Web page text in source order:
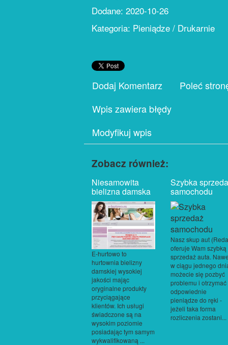
Dodane: 2020-10-26
Kategoria: Pieniądze / Drukarnie
Dodaj Komentarz
Poleć
Wpis zawiera błędy
Modyfikuj wpis
Zobacz również:
Niesamowita
bielizna damska
E-hurtowo to
hurtownia bielizny
damskiej wysokiej
jakości mając
oryginalne produkty
przyciągające
klientów. Ich usługi
świadczone są na
wysokim poziomie
posiadając tym samym
wykwalifikowaną ...
Szybka
samochodu
Nasz skup aut
oferuje Wam szybką
sprzedaż auta.
w ciągu jednego
możecie się pozbyć
problemu i otrzymać
odpowiednie
pieniądze do ręki -
jeżeli taka forma
rozliczenia zostani...